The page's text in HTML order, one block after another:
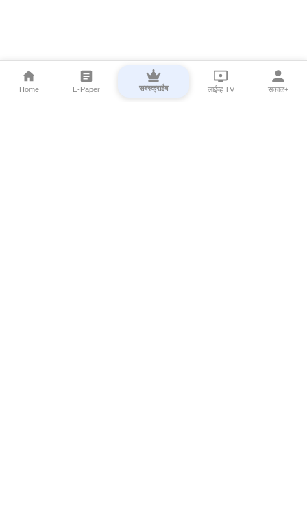
Home E-Paper सबस्क्राईब लाईव्ह TV सकाळ+